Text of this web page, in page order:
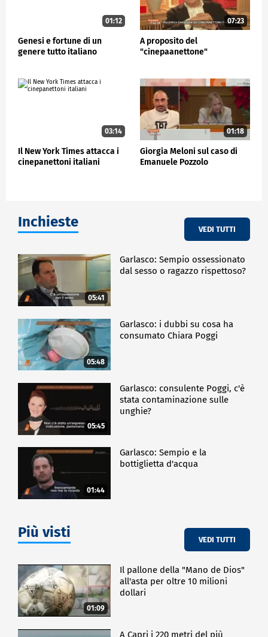
01:12
Genesi e fortune di un
genere tutto italiano
07:23
A proposito del
"cinepaanettone"
03:14
Il New York Times attacca i
cinepanettoni italiani
01:18
Giorgia Meloni sul caso di
Emanuele Pozzolo
Inchieste VEDI TUTTI
05:41
Garlasco: Sempio ossessionato
dal sesso o ragazzo rispettoso?
05:48
Garlasco: i dubbi su cosa ha
consumato Chiara Poggi
05:45
Garlasco: consulente Poggi, c'è
stata contaminazione sulle
unghie?
01:44
Garlasco: Sempio e la
bottiglietta d'acqua
Più visti VEDI TUTTI
01:09
Il pallone della "Mano de Dios"
all'asta per oltre 10 milioni
dollari
A Capri i 220 metri del più